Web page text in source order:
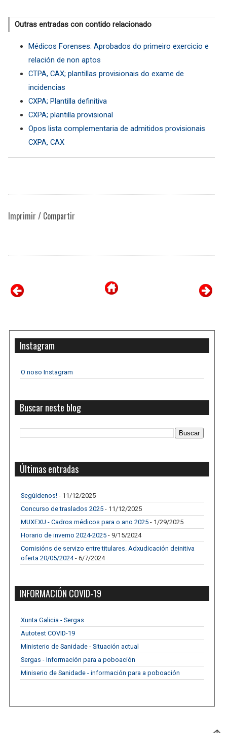
Outras entradas con contido relacionado
Médicos Forenses. Aprobados do primeiro exercicio e
relación de non aptos
CTPA, CAX; plantillas provisionais do exame de
incidencias
CXPA; Plantilla definitiva
CXPA; plantilla provisional
Opos lista complementaria de admitidos provisionais
CXPA, CAX
Imprimir / Compartir
Instagram
O noso Instagram
Buscar neste blog
Últimas entradas
Segúidenos! - 11/12/2025
Concurso de traslados 2025 - 11/12/2025
MUXEXU - Cadros médicos para o ano 2025 - 1/29/2025
Horario de inverno 2024-2025 - 9/15/2024
Comisións de servizo entre titulares. Adxudicación deinitiva
oferta 20/05/2024- 6/7/2024
INFORMACIÓN COVID-19
Xunta Galicia - Sergas
Autotest COVID-19
Ministerio de Sanidade - Situación actual
Sergas - Información para a poboación
Miniserio de Sanidade - información para a poboación